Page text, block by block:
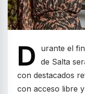
D
urante el
de Salta
con destacados
con acceso libre